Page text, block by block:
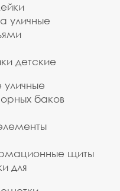
уличные
детские
баков
щиты
для